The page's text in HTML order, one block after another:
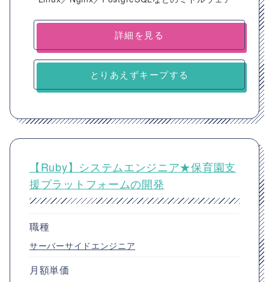
詳細を見る
とりあえずキープする
【Ruby】システムエンジニア★保育園支
援プラットフォームの開発
職種
サーバーサイドエンジニア
月額単価